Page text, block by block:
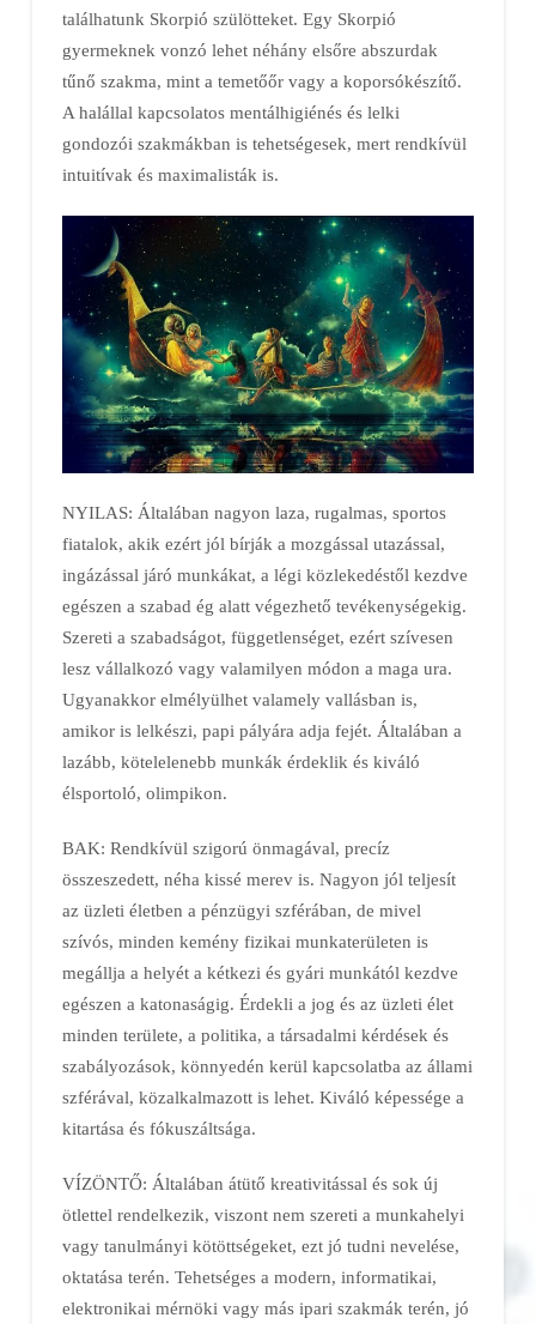
találhatunk Skorpió szülötteket. Egy Skorpió
gyermeknek vonzó lehet néhány elsőre abszurdak
tűnő szakma, mint a temetőőr vagy a koporsókészítő.
A halállal kapcsolatos mentálhigiénés és lelki
gondozói szakmákban is tehetségesek, mert rendkívül
intuitívak és maximalisták is.
NYILAS: Általában nagyon laza, rugalmas, sportos
fiatalok, akik ezért jól bírják a mozgással utazással,
ingázással járó munkákat, a légi közlekedéstől kezdve
egészen a szabad ég alatt végezhető tevékenységekig.
Szereti a szabadságot, függetlenséget, ezért szívesen
lesz vállalkozó vagy valamilyen módon a maga ura.
Ugyanakkor elmélyülhet valamely vallásban is,
amikor is lelkészi, papi pályára adja fejét. Általában a
lazább, kötelelenebb munkák érdeklik és kiváló
élsportoló, olimpikon.
BAK: Rendkívül szigorú önmagával, precíz
összeszedett, néha kissé merev is. Nagyon jól teljesít
az üzleti életben a pénzügyi szférában, de mivel
szívós, minden kemény fizikai munkaterületen is
megállja a helyét a kétkezi és gyári munkától kezdve
egészen a katonaságig. Érdekli a jog és az üzleti élet
minden területe, a politika, a társadalmi kérdések és
szabályozások, könnyedén kerül kapcsolatba az állami
szférával, közalkalmazott is lehet. Kiváló képessége a
kitartása és fókuszáltsága.
VÍZÖNTŐ: Általában átütő kreativitással és sok új
ötlettel rendelkezik, viszont nem szereti a munkahelyi
vagy tanulmányi kötöttségeket, ezt jó tudni nevelése,
oktatása terén. Tehetséges a modern, informatikai,
elektronikai mérnöki vagy más ipari szakmák terén, jó